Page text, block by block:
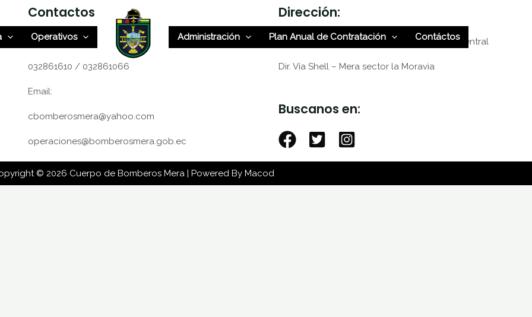
Operativos Administración Plan Anual de Contratación Contáctos
Contactos
Teléfonos:
032861610 / 032861066
Email:
cbomberosmera@yahoo.com
operaciones@bomberosmera.gob.ec
Dirección:
Dir: Av. Luis A. Martínez y Guayaquil – Mera Central
Dir. Vía Shell – Mera sector la Moravia
Buscanos en:
© 2026 Cuerpo de Bomberos Mera | Powered By Macod